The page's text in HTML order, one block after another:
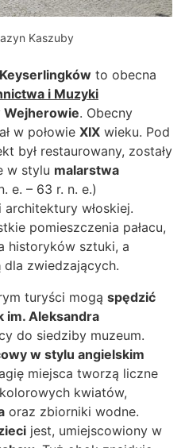
Kaszuby
to obecna
i Muzyki
Wejherowie. Obecny
w połowie XIX wieku. Pod
był restaurowany, zostały
w stylu malarstwa
e. – 63 r. n. e.)
włoskiej.
pomieszczenia pałacu,
historyków sztuki, a
dla zwiedzających.
turyści mogą spędzić
im. Aleksandra
do siedziby muzeum.
w stylu angielskim
miejsca tworzą liczne
kwiatów,
oraz zbiorniki wodne.
jest, umiejscowiony w